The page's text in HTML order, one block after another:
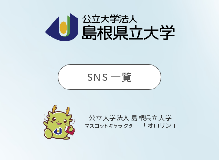
SNS 一覧
公立大学法人 島根県立大学
マスコットキャラクター 「オロリン」